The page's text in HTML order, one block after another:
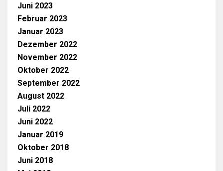
Juni 2023
Februar 2023
Januar 2023
Dezember 2022
November 2022
Oktober 2022
September 2022
August 2022
Juli 2022
Juni 2022
Januar 2019
Oktober 2018
Juni 2018